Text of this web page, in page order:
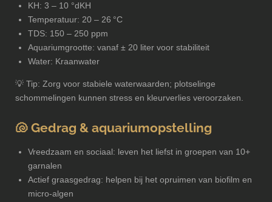
KH: 3 – 10 °dKH
Temperatuur: 20 – 26 °C
TDS: 150 – 250 ppm
Aquariumgrootte: vanaf ± 20 liter voor stabiliteit
Water: Kraanwater
💡 Tip: Zorg voor stabiele waterwaarden; plotselinge
schommelingen kunnen stress en kleurverlies veroorzaken.
🐚 Gedrag & aquariumopstelling
Vreedzaam en sociaal: leven het liefst in groepen van 10+
garnalen
Actief graasgedrag: helpen bij het opruimen van biofilm en
micro-algen